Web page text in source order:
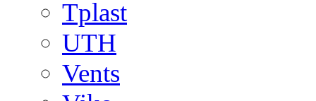
Tplast
UTH
Vents